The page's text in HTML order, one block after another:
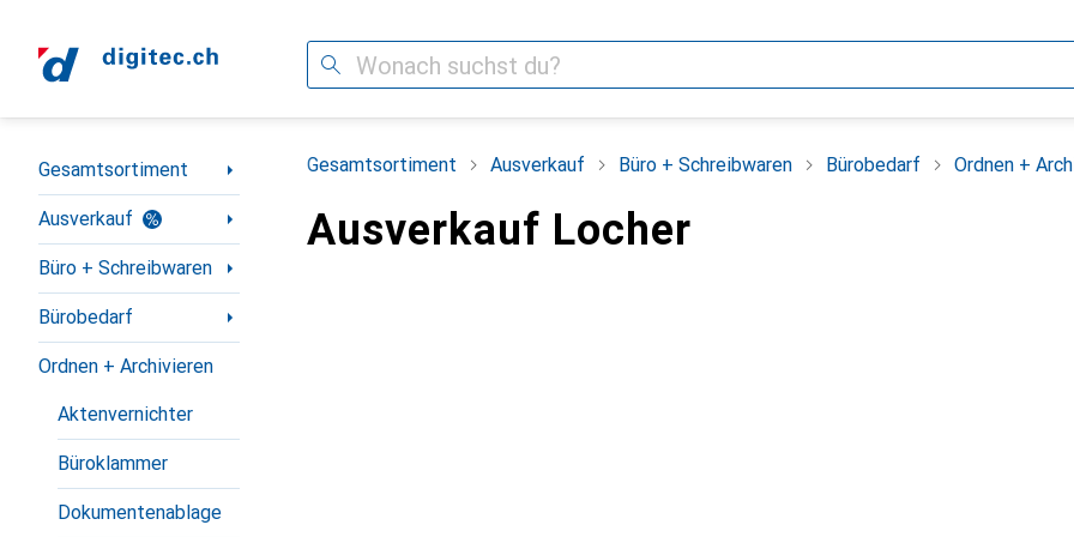
Suche
Navigation nach Kategorien
Gesamtsortiment
Ausverkauf
Büro + Schreibwaren
Bürobedarf
Ordnen + Archivieren
Aktenvernichter
Büroklammer
Dokumentenablage
Gesamtsortiment Ausverkauf Büro + Schreibwaren Bürobedarf Ordnen +
Ausverkauf Locher